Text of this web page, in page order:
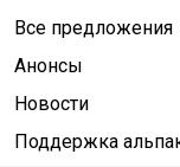
Все предложения
Анонсы
Новости
Поддержка